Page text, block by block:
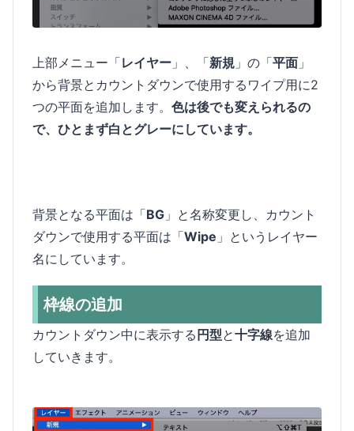
上部メニュー「レイヤー 」、「新規 」の「平面 」
から背景とカウントダウンで使用するワイプ用に2
つの平面を追加します。 色は後でも変えられるの
で、ひとまず白とグレーにしています。
背景となる平面は「BG 」と名称変更し、カウント
ダウンで使用する平面は「Wipe 」というレイヤー
名にしています。
枠線の追加
カウントダウン中に表示する 円型と十字線を追加
していきます。